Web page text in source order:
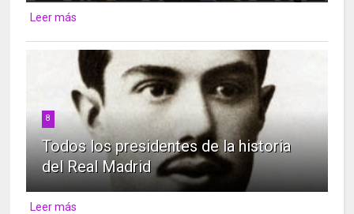
Leer más
8
Todos los presidentes de la historia
del Real Madrid
Leer más